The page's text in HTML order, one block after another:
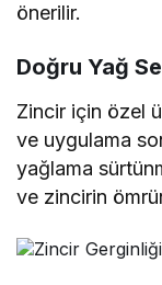
önerilir.
Doğru Yağ
Zincir için özel
ve uygulama
yağlama
ve zincirin